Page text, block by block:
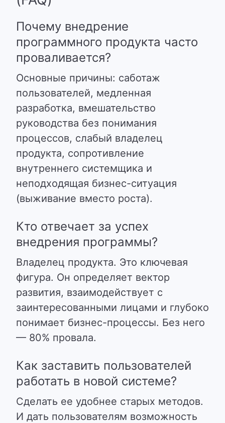
Почему внедрение
программного продукта часто
проваливается?
Основные причины: саботаж
пользователей, медленная
разработка, вмешательство
руководства без понимания
процессов, слабый владелец
продукта, сопротивление
внутреннего системщика и
неподходящая бизнес-ситуация
(выживание вместо роста).
Кто отвечает за успех
внедрения программы?
Владелец продукта. Это ключевая
фигура. Он определяет вектор
развития, взаимодействует с
заинтересованными лицами и глубоко
понимает бизнес-процессы. Без него
— 80% провала.
Как заставить пользователей
работать в новой системе?
Сделать ее удобнее старых методов.
И дать пользователям возможность